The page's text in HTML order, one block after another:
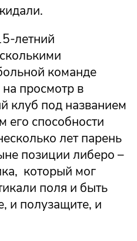
летний
команде
просмотр в
клуб под названием
его способности
лет парень
позиции либеро –
который мог
поля и быть
и полузащите, и